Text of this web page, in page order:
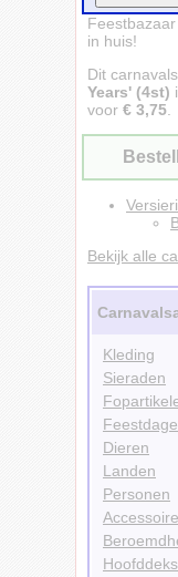
Shimmer
in huis!
Dit
Years' (4st)
voor € 3,75
Bekijk alle
Kleding
Sieraden
Dieren
Landen
Personen
Meer